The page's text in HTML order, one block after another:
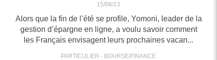
15/08/23
Alors que la fin de l’été se profile, Yomoni, leader de la
gestion d’épargne en ligne, a voulu savoir comment
les Français envisagent leurs prochaines vacan...
PARTICULIER - BOURSE/FINANCE